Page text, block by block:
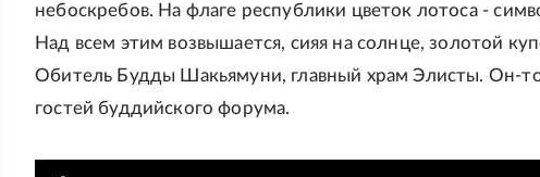
небоскребов. На флаге республики цветок лотоса -
Над всем этим возвышается, сияя на солнце, золотой
Обитель Будды Шакьямуни, главный храм Элисты. Он-то
гостей буддийского форума.